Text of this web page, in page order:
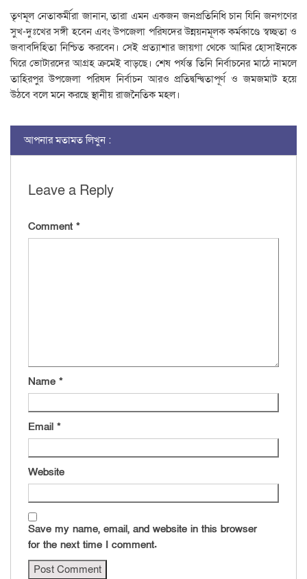
তৃণমূল নেতাকর্মীরা জানান, তারা এমন একজন জনপ্রতিনিধি চান যিনি জনগণের
সুখ-দুঃখের সঙ্গী হবেন এবং উপজেলা পরিষদের উন্নয়নমূলক কর্মকাণ্ডে স্বচ্ছতা ও
জবাবদিহিতা নিশ্চিত করবেন। সেই প্রত্যাশার জায়গা থেকে আমির হোসাইনকে
ঘিরে ভোটারদের আগ্রহ ক্রমেই বাড়ছে। শেষ পর্যন্ত তিনি নির্বাচনের মাঠে নামলে
তাহিরপুর উপজেলা পরিষদ নির্বাচন আরও প্রতিদ্বন্দ্বিতাপূর্ণ ও জমজমাট হয়ে
উঠবে বলে মনে করছে স্থানীয় রাজনৈতিক মহল।
আপনার মতামত লিখুন :
Leave a Reply
Comment *
Name *
Email *
Website
Save my name, email, and website in this browser
for the next time I comment.